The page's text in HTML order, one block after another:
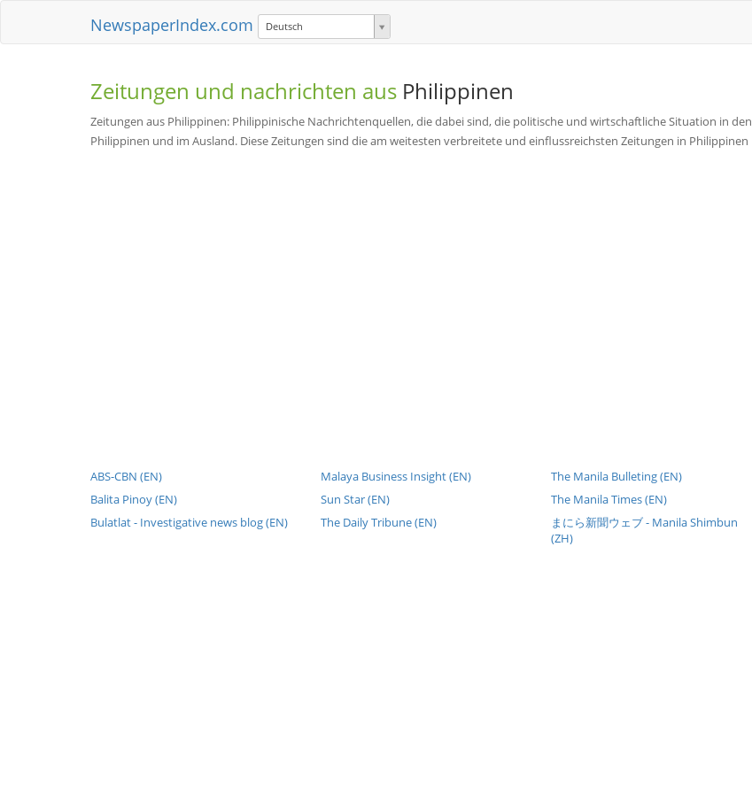
NewspaperIndex.com Deutsch
Zeitungen und nachrichten aus Philippinen
Zeitungen aus Philippinen: Philippinische Nachrichtenquellen, die dabei sind, die politische und wirtschaftliche Situation in den
Philippinen und im Ausland. Diese Zeitungen sind die am weitesten verbreitete und einflussreichsten Zeitungen in Philippinen
ABS-CBN (EN)
Balita Pinoy (EN)
Bulatlat - Investigative news blog (EN)
Malaya Business Insight (EN)
Sun Star (EN)
The Daily Tribune (EN)
The Manila Bulleting (EN)
The Manila Times (EN)
まにら新聞ウェブ - Manila Shimbun
(ZH)